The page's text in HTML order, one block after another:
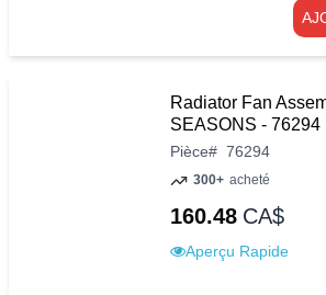
Radiator Fan
SEASONS - 76294
Pièce# 76294
300+ acheté
160.48 CA$
Aperçu Rapide